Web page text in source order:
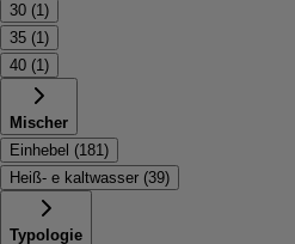
30 (1)
35 (1)
40 (1)
Mischer
Einhebel (181)
Heiß- e kaltwasser (39)
Typologie